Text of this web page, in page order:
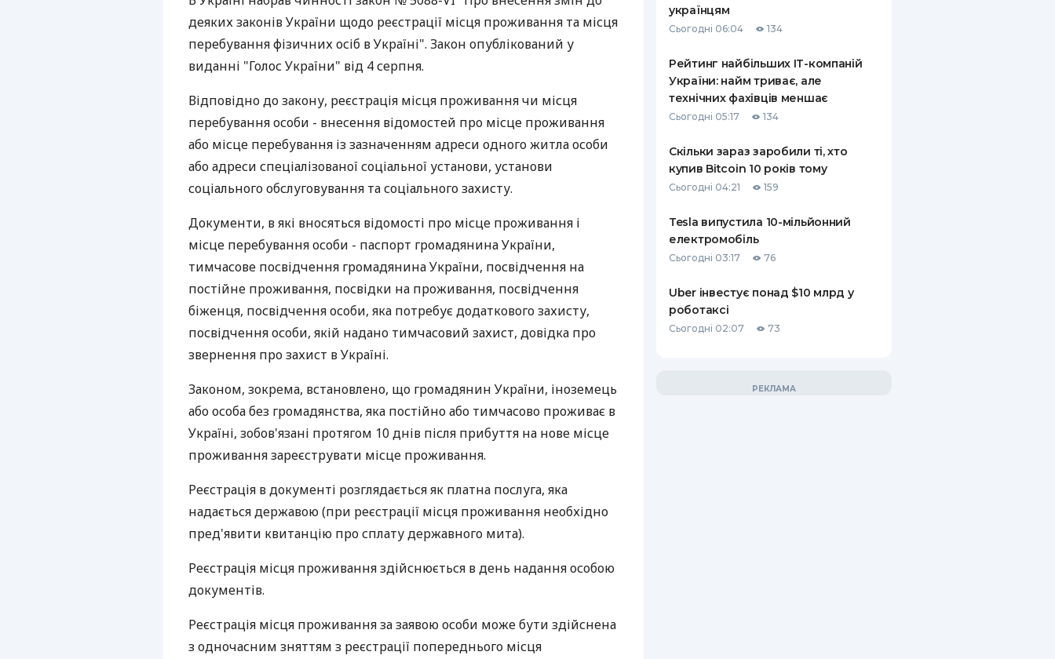
РЕЙТИНГ ДЕБЕТОВИХ
КАРТОК
ПУТІВНИКИ ПО
БАНКІВСЬКИХ КАРТКАХ
ПУТІВНИКИ ПО
ВСІ СТРАХОВІ ПОЛІСИ
СТРАХОВІ КОМПАНІЇ
КОМПАНІЇ
ДОСТАВКА І ОПЛАТА
деяких законів України щодо реєстрації місця проживання та місця
перебування фізичних осіб в Україні". Закон опублікований у
виданні "Голос України" від 4 серпня.
Відповідно до закону, реєстрація місця проживання чи місця
перебування особи - внесення відомостей про місце проживання
або місце перебування із зазначенням адреси одного житла особи
або адреси спеціалізованої соціальної установи, установи
соціального обслуговування та соціального захисту.
Документи, в які вносяться відомості про місце проживання і
місце перебування особи - паспорт громадянина України,
тимчасове посвідчення громадянина України, посвідчення на
постійне проживання, посвідки на проживання, посвідчення
біженця, посвідчення особи, яка потребує додаткового захисту,
посвідчення особи, якій надано тимчасовий захист, довідка про
звернення про захист в Україні.
Законом, зокрема, встановлено, що громадянин України, іноземець
або особа без громадянства, яка постійно або тимчасово проживає в
Україні, зобов'язані протягом 10 днів після прибуття на нове місце
проживання зареєструвати місце проживання.
Реєстрація в документі розглядається як платна послуга, яка
надається державою (при реєстрації місця проживання необхідно
пред'явити квитанцію про сплату державного мита).
Реєстрація місця проживання здійснюється в день надання особою
документів.
Реєстрація місця проживання за заявою особи може бути здійснена
з одночасним зняттям з реєстрації попереднього місця
українцям
Сьогодні 06:04 134
Рейтинг найбільших ІТ-компаній
України: найм триває, але
технічних фахівців меншає
Сьогодні 05:17 134
Скільки зараз заробили ті, хто
купив Bitcoin 10 років тому
Сьогодні 04:21 159
Tesla випустила 10-мільйонний
електромобіль
Сьогодні 03:17 76
Uber інвестує понад $10 млрд у
роботаксі
Сьогодні 02:07 73